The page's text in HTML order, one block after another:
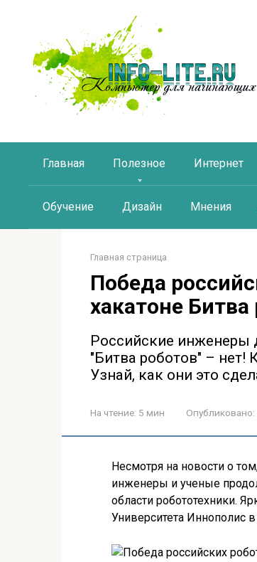
контенту
Главная Полезное Интернет
Обучение Дизайн Мнения
Главная страница
Победа
хакатоне Битва
Российские инженеры
"Битва роботов" – нет!
Узнай, как они это
На чтение: 5 мин Опубликовано:
Несмотря на новости о
инженеры и ученые
области робототехники.
Университета Иннополис